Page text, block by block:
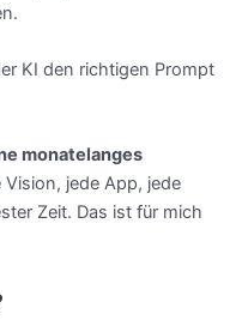
KI den richtigen Prompt
monatelanges
Vision, jede App, jede
Zeit. Das ist für mich